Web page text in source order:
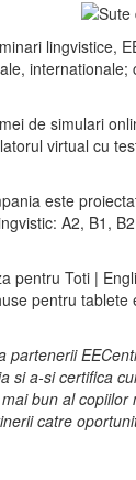
lingvistice,
de simulari
virtual cu
este
A2, B1,
pentru Toti |
pentru tablete
si a-si certifica
bun al
catre